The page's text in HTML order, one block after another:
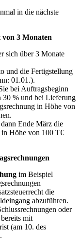
in die nächste
von 3 Monaten
sich über 3 Monate
und die Fertigstellung
01.01.).
bei Auftragsbeginn
30 % und bei Lieferung
in Höhe von
Ende März die
in Höhe von 100 T€
im Beispiel
die
abzuführen.
oder
mit
(am 10. des